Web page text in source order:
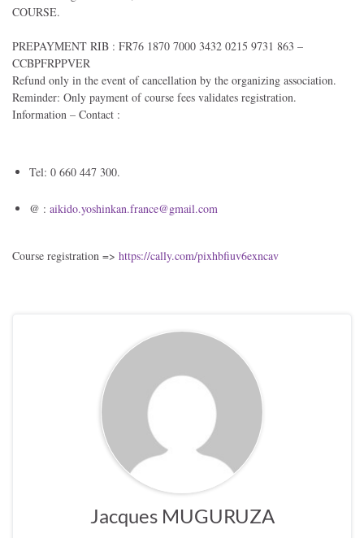
COURSE.
PREPAYMENT RIB : FR76 1870 7000 3432 0215 9731 863 –
CCBPFRPPVER
Refund only in the event of cancellation by the organizing association.
Reminder: Only payment of course fees validates registration.
Information – Contact :
Tel: 0 660 447 300.
@ : aikido.yoshinkan.france@gmail.com
Course registration => https://cally.com/pixhbfiuv6exncav
Jacques MUGURUZA